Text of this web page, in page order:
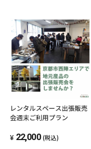
レンタルスペース出張販売
会週末ご利用プラン
22,000 (税込)